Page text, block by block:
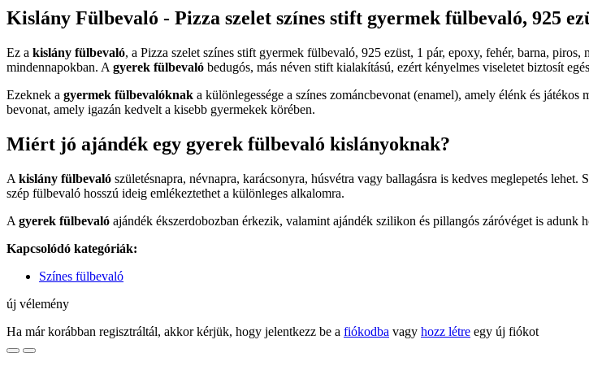
Kislány Fülbevaló - Pizza szelet színes stift gyermek fülbevaló, 925
Ez a kislány fülbevaló, a Pizza szelet színes stift gyermek fülbevaló, 925 ezüst, 1 pár, epoxy, fehér, barna,
mindennapokban. A gyerek fülbevaló bedugós, más néven stift kialakítású, ezért kényelmes viseletet biztosít
Ezeknek a gyermek fülbevalóknak a különlegessége a színes zománcbevonat (enamel), amely élénk és
bevonat, amely igazán kedvelt a kisebb gyermekek körében.
Miért jó ajándék egy gyerek fülbevaló kislányoknak?
A kislány fülbevaló születésnapra, névnapra, karácsonyra, húsvétra vagy ballagásra is kedves meglepetés
szép fülbevaló hosszú ideig emlékeztethet a különleges alkalomra.
A gyerek fülbevaló ajándék ékszerdobozban érkezik, valamint ajándék szilikon és pillangós záróvéget is adunk
Kapcsolódó kategóriák:
Színes fülbevaló
új vélemény
Ha már korábban regisztráltál, akkor kérjük, hogy jelentkezz be a fiókodba vagy hozz létre egy új fiókot